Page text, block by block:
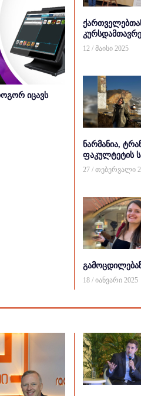
იცავს
12 / მაისი 2025
ნარმანია,
ფაკულტეტის
27 / თებერვალი
18 / იანვარი 2025